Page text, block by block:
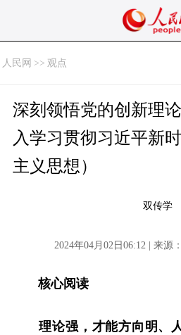
人民网 >> 观点
深刻领悟党的创新理
入学习贯彻习近平新
主义思想）
双传学
2024年04月02日06:12 | 来源：
核心阅读
理论强，才能方向明、人